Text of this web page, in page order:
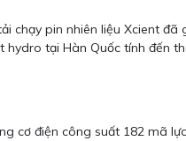
chạy pin nhiên liệu Xcient đã
hydro tại Hàn Quốc tính đến
cơ điện công suất 182 mã